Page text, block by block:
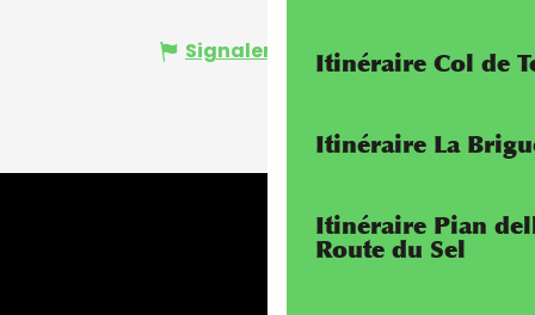
Itinéraire Col de
Itinéraire La
Itinéraire Pian
Route du Sel
Signaler une erreur